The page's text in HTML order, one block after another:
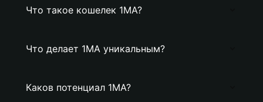
Что такое кошелек 1MA?
Что делает 1MA уникальным?
Каков потенциал 1MA?